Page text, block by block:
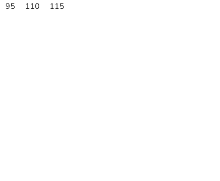
95 110 115